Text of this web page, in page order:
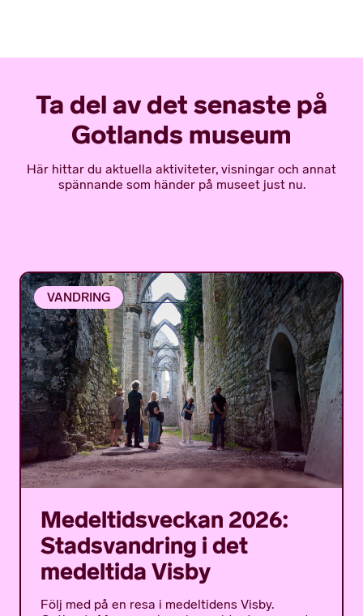
Ta del av det senaste på
Gotlands museum
Här hittar du aktuella aktiviteter, visningar och annat
spännande som händer på museet just nu.
VANDRING
Medeltidsveckan 2026:
Stadsvandring i det
medeltida Visby
Följ med på en resa i medeltidens Visby.